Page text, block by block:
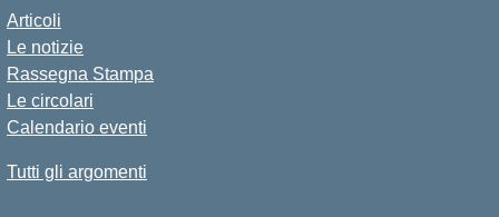
Articoli
Le notizie
Rassegna Stampa
Le circolari
Calendario eventi
Tutti gli argomenti